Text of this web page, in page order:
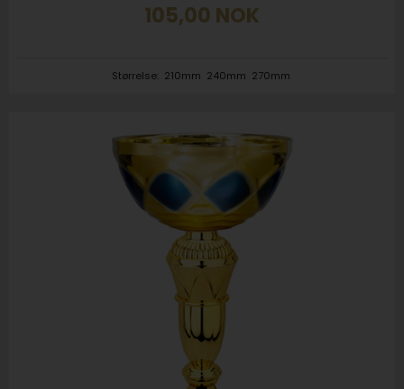
105,00 NOK
Størrelse: 210mm 240mm 270mm